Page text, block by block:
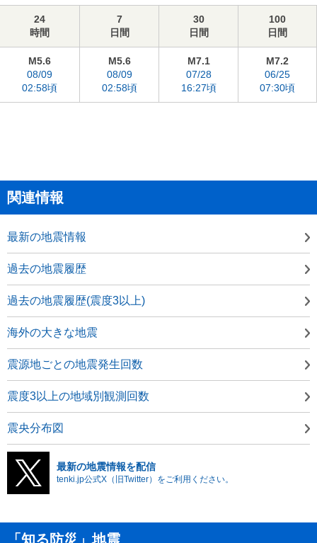
24
時間
7
日間
30
日間
100
日間
M5.6
08/09
02:58頃
M5.6
08/09
02:58頃
M7.1
07/28
16:27頃
M7.2
06/25
07:30頃
関連情報
最新の地震情報
過去の地震履歴
過去の地震履歴(震度3以上)
海外の大きな地震
震源地ごとの地震発生回数
震度3以上の地域別観測回数
震央分布図
最新の地震情報を配信
tenki.jp公式X（旧Twitter）をご利用ください。
「知る防災」地震